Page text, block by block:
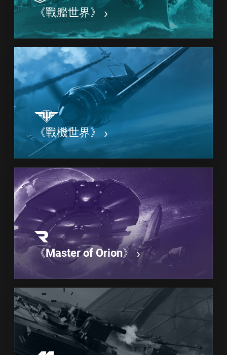
《戰艦世界》
《戰機世界》
《Master of Orion》